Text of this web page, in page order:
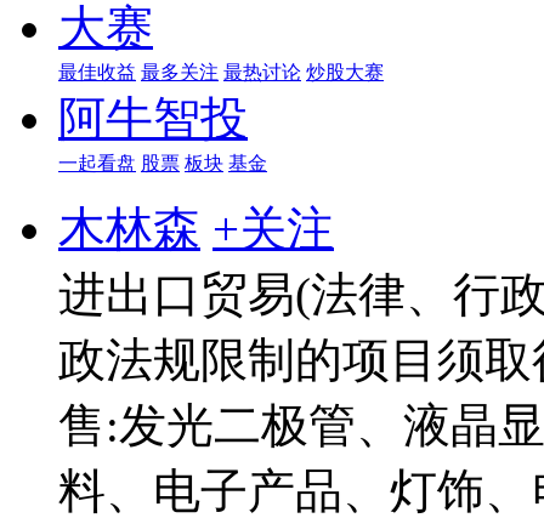
大赛
最佳收益 最多关注 最热讨论 炒股大赛
阿牛智投
一起看盘 股票 板块 基金
木林森 +关注
进出口贸易(法律、行
政法规限制的项目须
售:发光二极管、液晶
料、电子产品、灯饰